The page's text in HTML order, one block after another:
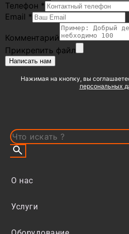
Телефон *
Email *
Комментарий
Прикрепить файл
Написать нам
Нажимая на кнопку, вы
персональных
О нас
Услуги